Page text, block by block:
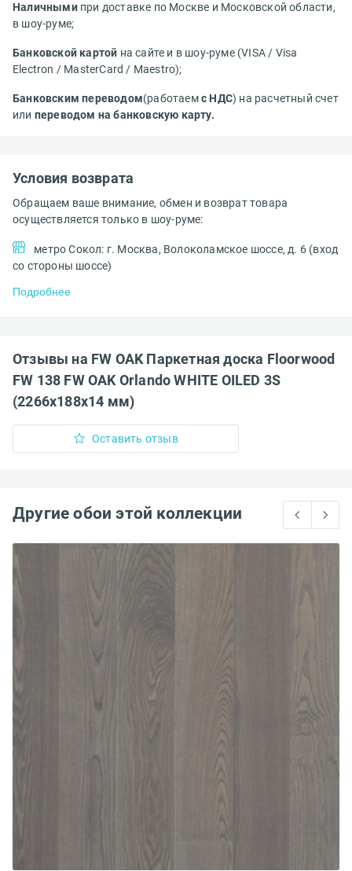
Наличнымипри доставке по Москве и Московской области,
в шоу-руме;
Банковской картой на сайте и в шоу-руме (VISA / Visa
Electron / MasterCard / Maestro);
Банковским переводом(работаемс НДС) на расчетный счет
или переводом на банковскую карту.
Условия возврата
Обращаем ваше внимание, обмен и возврат товара
осуществляется только в шоу-руме:
метро Сокол: г. Москва, Волоколамское шоссе, д. 6 (вход
со стороны шоссе)
Подробнее
Отзывы на FW OAK Паркетная доска Floorwood
FW 138 FW OAK Orlando WHITE OILED 3S
(2266x188x14 мм)
Оставить отзыв
Другие обои этой коллекции